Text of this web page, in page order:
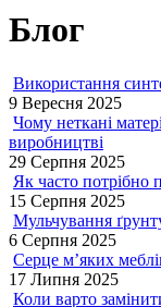
Блог
Використання
9 Вересня 2025
Чому неткані
виробництві
29 Серпня 2025
Як часто потрібно
15 Серпня 2025
Мульчування
6 Серпня 2025
Серце м’яких
17 Липня 2025
Коли варто